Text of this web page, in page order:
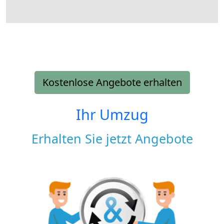
Kostenlose Angebote erhalten
Ihr Umzug
Erhalten Sie jetzt Angebote